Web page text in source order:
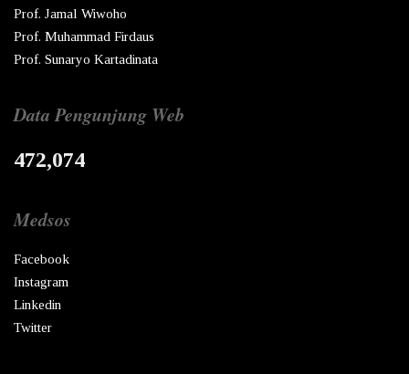
Prof. Jamal Wiwoho
Prof. Muhammad Firdaus
Prof. Sunaryo Kartadinata
Data Pengunjung Web
472,074
Medsos
Facebook
Instagram
Linkedin
Twitter